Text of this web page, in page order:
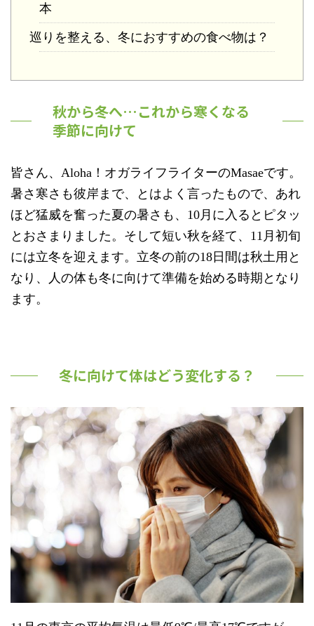
本
巡りを整える、冬におすすめの食べ物は？
秋から冬へ…これから寒くなる
季節に向けて
皆さん、Aloha！オガライフライターのMasaeです。
暑さ寒さも彼岸まで、とはよく言ったもので、あれ
ほど猛威を奮った夏の暑さも、10月に入るとピタッ
とおさまりました。そして短い秋を経て、11月初旬
には立冬を迎えます。立冬の前の18日間は秋土用と
なり、人の体も冬に向けて準備を始める時期となり
ます。
冬に向けて体はどう変化する？